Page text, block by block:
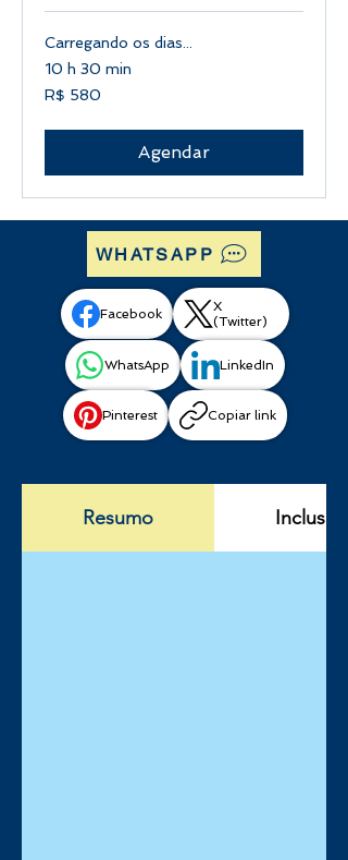
Carregando os dias...
10 h 30 min
580
Reais
R$ 580
Agendar
WHATSAPP
Facebook
X
(Twitter)
WhatsApp LinkedIn
Pinterest Copiar link
Resumo Incluso